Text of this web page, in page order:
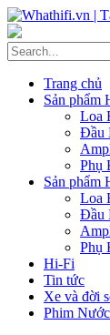
Trang chủ
Sản phẩm
Loa
Đầu
Phụ
Sản phẩm
Loa
Đầu
Phụ
Hi-Fi
Tin tức
Xe và đời
Phim